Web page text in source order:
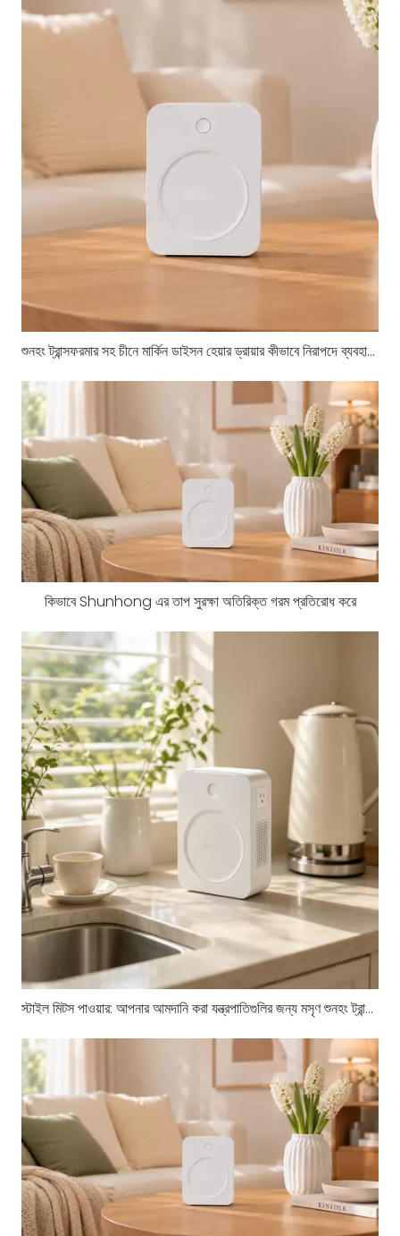
শুনহং ট্রান্সফরমার সহ চীনে মার্কিন ডাইসন হেয়ার ড্রায়ার কীভাবে নিরাপদে ব্যবহার করবেন
কিভাবে Shunhong এর তাপ সুরক্ষা অতিরিক্ত গরম প্রতিরোধ করে
স্টাইল মিটস পাওয়ার: আপনার আমদানি করা যন্ত্রপাতিগুলির জন্য মসৃণ শুনহং ট্রান্সফরমার